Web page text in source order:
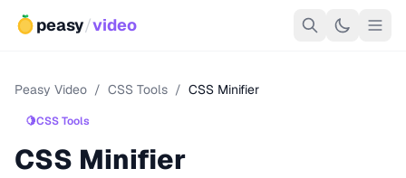
peasy/video
Peasy Video / CSS Tools / CSS Minifier
🍋CSS Tools
CSS Minifier